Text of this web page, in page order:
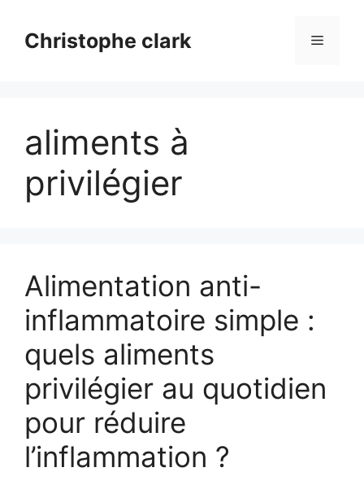
contenuChristophe clark Menu
aliments à
privilégier
Alimentation anti-
inflammatoire simple :
quels aliments
privilégier au quotidien
pour réduire
l’inflammation ?